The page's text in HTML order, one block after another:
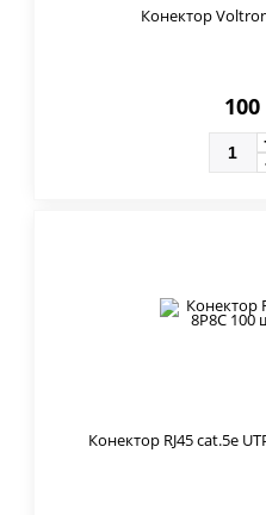
Конектор
Конектор RJ45 cat.5e